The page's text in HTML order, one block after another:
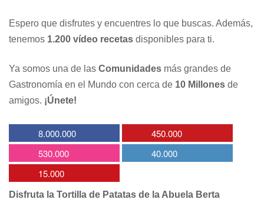
Espero que disfrutes y encuentres lo que buscas. Además,
tenemos 1.200 vídeo recetas disponibles para ti.
Ya somos una de las Comunidades más grandes de
Gastronomía en el Mundo con cerca de 10 Millones de
amigos. ¡Únete!
8.000.000
450.000
530.000
40.000
15.000
Disfruta la Tortilla de Patatas de la Abuela Berta